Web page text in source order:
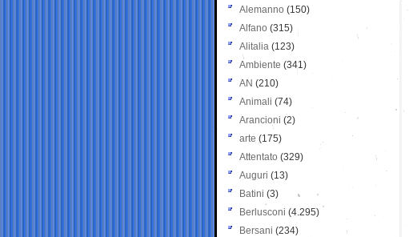
Alemanno (150)
Alfano (315)
Alitalia (123)
Ambiente (341)
AN (210)
Animali (74)
Arancioni (2)
arte (175)
Attentato (329)
Auguri (13)
Batini (3)
Berlusconi (4.295)
Bersani (234)